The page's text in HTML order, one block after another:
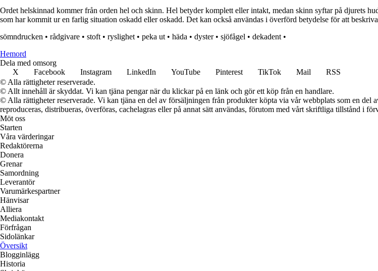
Ordet helskinnad kommer från orden hel och skinn. Hel betyder komplett eller intakt, medan skinn syftar på djurets
som har kommit ur en farlig situation oskadd eller oskadd. Det kan också användas i överförd betydelse för att
sömndrucken • rådgivare • stoft • ryslighet • peka ut • häda • dyster• sjöfågel • dekadent •
Hemord
Dela med omsorg
X
Facebook Instagram LinkedIn YouTube Pinterest TikTok Mail
RSS
© Alla rättigheter reserverade.
© Allt innehåll är skyddat. Vi kan tjäna pengar när du klickar på en länk och gör ett köp från en handlare.
© Alla rättigheter reserverade. Vi kan tjäna en del av försäljningen från produkter köpta via vår webbplats som en del
reproduceras, distribueras, överföras, cachelagras eller på annat sätt användas, förutom med vårt skriftliga tillstånd i
Möt oss
Starten
Våra värderingar
Redaktörerna
Donera
Grenar
Samordning
Leverantör
Varumärkespartner
Hänvisar
Alliera
Mediakontakt
Förfrågan
Sidolänkar
Översikt
Blogginlägg
Historia